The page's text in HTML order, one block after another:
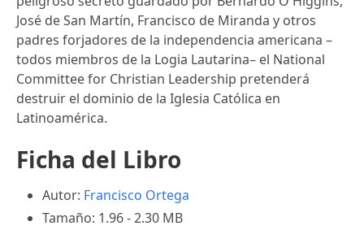
José de San Martín, Francisco de Miranda y otros
padres forjadores de la independencia americana –
todos miembros de la Logia Lautarina– el National
Committee for Christian Leadership pretenderá
destruir el dominio de la Iglesia Católica en
Latinoamérica.
Ficha del Libro
Autor: Francisco Ortega
Tamaño: 1.96 - 2.30 MB